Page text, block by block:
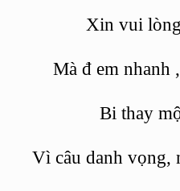
Xin vui lòng
Mà đ em nhanh
Bi thay
Vì câu danh vọng,